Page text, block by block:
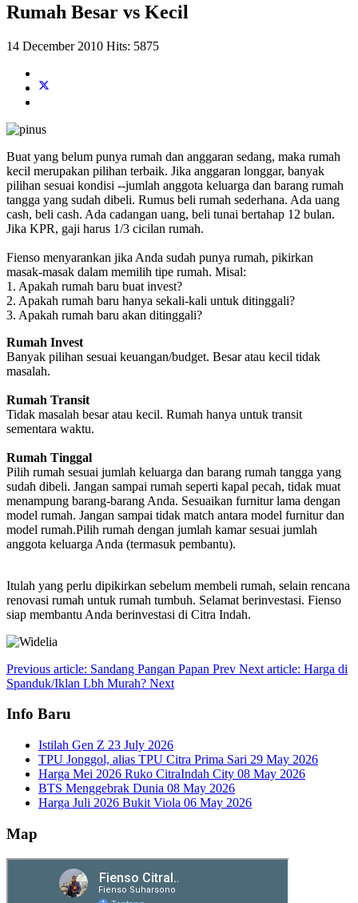
Rumah Besar vs Kecil
14 December 2010 Hits: 5875
Buat yang belum punya rumah dan anggaran sedang, maka rumah
kecil merupakan pilihan terbaik. Jika anggaran longgar, banyak
pilihan sesuai kondisi --jumlah anggota keluarga dan barang rumah
tangga yang sudah dibeli. Rumus beli rumah sederhana. Ada uang
cash, beli cash. Ada cadangan uang, beli tunai bertahap 12 bulan.
Jika KPR, gaji harus 1/3 cicilan rumah.
Fienso menyarankan jika Anda sudah punya rumah, pikirkan
masak-masak dalam memilih tipe rumah. Misal:
1. Apakah rumah baru buat invest?
2. Apakah rumah baru hanya sekali-kali untuk ditinggali?
3. Apakah rumah baru akan ditinggali?
Rumah Invest
Banyak pilihan sesuai keuangan/budget. Besar atau kecil tidak
masalah.
Rumah Transit
Tidak masalah besar atau kecil. Rumah hanya untuk transit
sementara waktu.
Rumah Tinggal
Pilih rumah sesuai jumlah keluarga dan barang rumah tangga yang
sudah dibeli. Jangan sampai rumah seperti kapal pecah, tidak muat
menampung barang-barang Anda. Sesuaikan furnitur lama dengan
model rumah. Jangan sampai tidak match antara model furnitur dan
model rumah.Pilih rumah dengan jumlah kamar sesuai jumlah
anggota keluarga Anda (termasuk pembantu).
Itulah yang perlu dipikirkan sebelum membeli rumah, selain rencana
renovasi rumah untuk rumah tumbuh. Selamat berinvestasi. Fienso
siap membantu Anda berinvestasi di Citra Indah.
Previous article: Sandang Pangan Papan Prev Next article: Harga di
Spanduk/Iklan Lbh Murah? Next
Info Baru
Istilah Gen Z 23 July 2026
TPU Jonggol, alias TPU Citra Prima Sari 29 May 2026
Harga Mei 2026 Ruko CitraIndah City 08 May 2026
BTS Menggebrak Dunia 08 May 2026
Harga Juli 2026 Bukit Viola 06 May 2026
Map